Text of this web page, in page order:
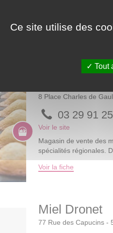
Ce site utilise des
Tout